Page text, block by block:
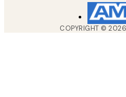
COPYRIGHT ©2026